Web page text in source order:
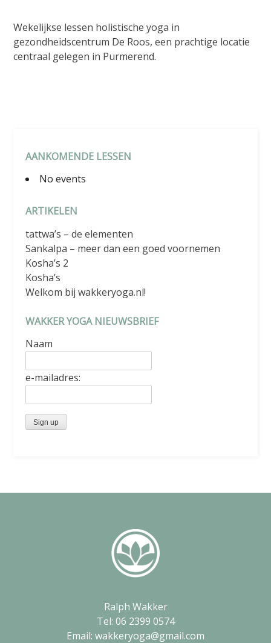
Wekelijkse lessen holistische yoga in
gezondheidscentrum De Roos, een prachtige locatie
centraal gelegen in Purmerend.
AANKOMENDE LESSEN
No events
ARTIKELEN
tattwa’s – de elementen
Sankalpa – meer dan een goed voornemen
Kosha’s 2
Kosha’s
Welkom bij wakkeryoga.nl!
WAKKER YOGA NIEUWSBRIEF
Naam
e-mailadres:
Ralph Wakker
Tel: 06 2399 0574
Email: wakkeryoga@gmail.com